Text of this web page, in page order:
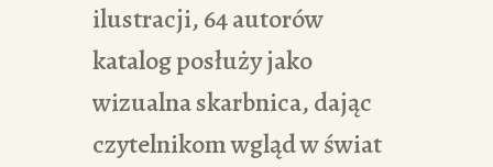
ilustracji, 64 autorów
katalog posłuży jako
wizualna skarbnica, dając
czytelnikom wgląd w świat